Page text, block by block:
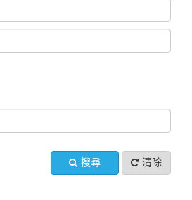
搜尋 清除